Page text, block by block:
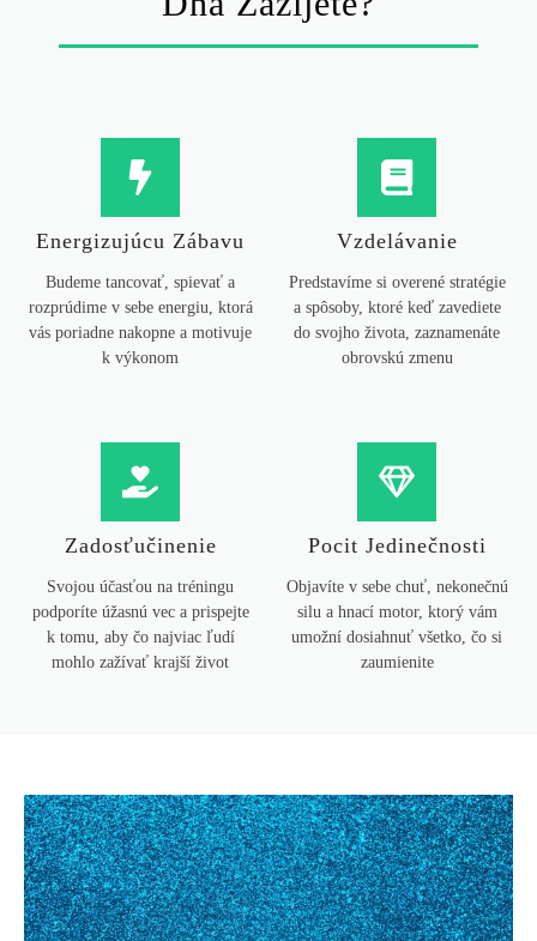
Energizujúcu Zábavu
Budeme tancovať, spievať a
rozprúdime v sebe energiu, ktorá
vás poriadne nakopne a motivuje
k výkonom
Vzdelávanie
Predstavíme si overené stratégie
a spôsoby, ktoré keď zavediete
do svojho života, zaznamenáte
obrovskú zmenu
Zadosťučinenie
Svojou účasťou na tréningu
podporíte úžasnú vec a prispejte
k tomu, aby čo najviac ľudí
mohlo zažívať krajší život
Pocit Jedinečnosti
Objavíte v sebe chuť, nekonečnú
silu a hnací motor, ktorý vám
umožní dosiahnuť všetko, čo si
zaumienite